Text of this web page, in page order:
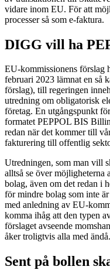
vidare inom EU. För att
processer så som e-faktura.
DIGG vill ha
EU-kommissionens förslag
februari 2023 lämnat en så
förslag), till regeringen
utredning om obligatorisk
företag. En utgångspunkt
formatet PEPPOL BIS
redan när det kommer till
fakturering till offentlig
Utredningen, som man vill
alltså se över möjligheterna
bolag, även om det redan i
för mindre bolag som inte
med anledning av EU-
komma ihåg att den typen
förslaget avseende
åker troligtvis alla med ändå.
Sent på bollen